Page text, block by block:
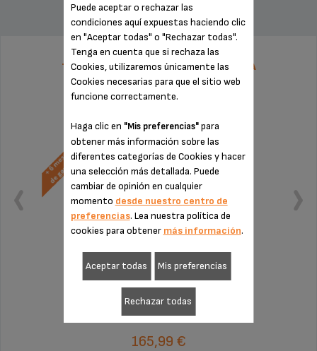
TARIFA PLANA DE REPARACIÓN CAFETERA
SUPERAUTÓMATICA KRUPS
Sin factura ni sorpresas
¡Extensión de la garantía de 6 meses!
165,99 €
Puede aceptar o rechazar las
condiciones aquí expuestas haciendo clic
en "Aceptar todas" o "Rechazar todas".
Tenga en cuenta que si rechaza las
Cookies, utilizaremos únicamente las
Cookies necesarias para que el sitio web
funcione correctamente.
Haga clic en "Mis preferencias"para
obtener más información sobre las
diferentes categorías de Cookies y hacer
una selección más detallada. Puede
cambiar de opinión en cualquier
momento desde nuestro centro de
preferencias. Lea nuestra política de
cookies para obtener más información.
Aceptar todas Mis preferencias
Rechazar todas